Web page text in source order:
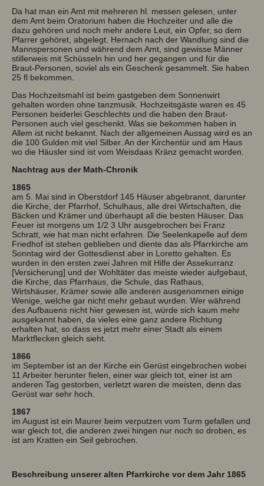
Da hat man ein Amt mit mehreren hl. messen gelesen, unter
dem Amt beim Oratorium haben die Hochzeiter und alle die
dazu gehören und noch mehr andere Leut, ein Opfer, so dem
Pfarrer gehöret, abgelegt. Hernach nach der Wandlung sind die
Mannspersonen und während dem Amt, sind gewisse Männer
stillerweis mit Schüsseln hin und her gegangen und für die
Braut-Personen, soviel als ein Geschenk gesammelt. Sie haben
25 fl bekommen.
Das Hochzeitsmahl ist beim gastgeben dem Sonnenwirt
gehalten worden ohne tanzmusik. Hochzeitsgäste waren es 45
Personen beiderlei Geschlechts und die haben den Braut-
Personen auch viel geschenkt. Was sie bekommen haben in
Allem ist nicht bekannt. Nach der allgemeinen Aussag wird es an
die 100 Gulden mit viel Silber. An der Kirchentür und am Haus
wo die Häusler sind ist vom Weisdaas Kränz gemacht worden.
Nachtrag aus der Math-Chronik
1865
am 5. Mai sind in Oberstdorf 145 Häuser abgebrannt, darunter
die Kirche, der Pfarrhof, Schulhaus, alle drei Wirtschaften, die
Bäcken und Krämer und überhaupt all die besten Häuser. Das
Feuer ist morgens um 1/2 3 Uhr ausgebrochen bei Franz
Schratt, wie hat man nicht erfahren. Die Seelenkapelle auf dem
Friedhof ist stehen geblieben und diente das als Pfarrkirche am
Sonntag wird der Gottesdienst aber in Loretto gehalten. Es
wurden in den ersten zwei Jahren mit Hilfe der Assekurranz
[Versicherung] und der Wohltäter das meiste wieder aufgebaut,
die Kirche, das Pfarrhaus, die Schule, das Rathaus,
Wirtshäuser, Krämer sowie alle anderen ausgenommen einige
Wenige, welche gar nicht mehr gebaut wurden. Wer während
des Aufbauens nicht hier gewesen ist, würde sich kaum mehr
ausgekannt haben, da vieles eine ganz andere Richtung
erhalten hat, so dass es jetzt mehr einer Stadt als einem
Marktflecken gleich sieht.
1866
im September ist an der Kirche ein Gerüst eingebrochen wobei
11 Arbeiter herunter fielen, einer war gleich tot, einer ist am
anderen Tag gestorben, verletzt waren die meisten, denn das
Gerüst war sehr hoch.
1867
im August ist ein Maurer beim verputzen vom Turm gefallen und
war gleich tot, die anderen zwei hingen nur noch so droben, es
ist am Kratten ein Seil gebrochen.
Beschreibung unserer alten Pfarrkirche vor dem Jahr 1865